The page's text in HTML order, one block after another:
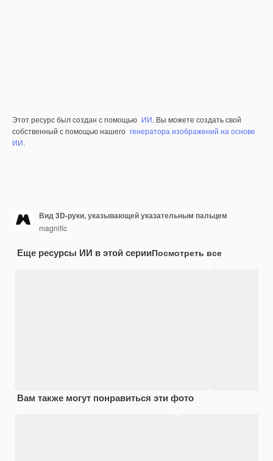
Этот ресурс был создан с помощью ИИ. Вы можете создать свой
собственный с помощью нашего генератора изображений на основе
ИИ.
Вид 3D-руки, указывающей указательным пальцем
magnific
Еще ресурсы ИИ в этой серииПосмотреть все
Вам также могут понравиться эти фото